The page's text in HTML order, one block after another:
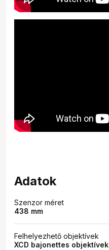
Adatok
Szenzor méret
438 mm
Felhelyezhető objektívek
XCD bajonettes objektívek